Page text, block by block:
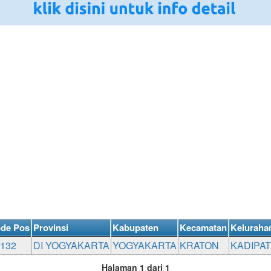
Pos Provinsi Kabupaten Kecamatan
DI YOGYAKARTA YOGYAKARTA KRATON
Halaman 1 dari 1